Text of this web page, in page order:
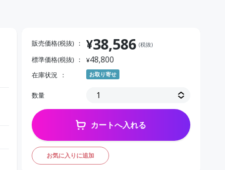
販売価格(税抜) ¥38,586 (税抜)
標準価格(税抜) ¥48,800
在庫状況 お取り寄せ
数量
カートへ入れる
お気に入りに追加